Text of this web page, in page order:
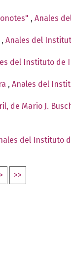
, Anales
, Anales del
del Instituto de
, Anales del
de Mario J.
del Instituto
>>